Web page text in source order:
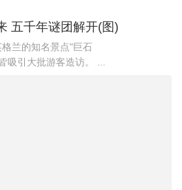
五千年谜团解开(图)
兰的知名景点"巨石
吸引大批游客造访。 ...